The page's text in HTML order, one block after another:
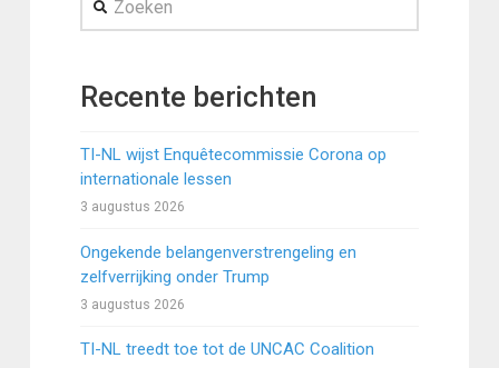
Recente berichten
TI-NL wijst Enquêtecommissie Corona op
internationale lessen
3 augustus 2026
Ongekende belangenverstrengeling en
zelfverrijking onder Trump
3 augustus 2026
TI-NL treedt toe tot de UNCAC Coalition